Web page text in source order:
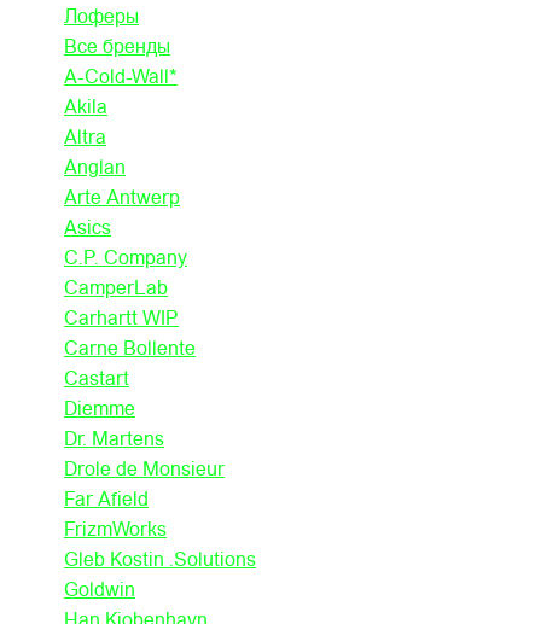
Лоферы
Все бренды
A-Cold-Wall*
Akila
Altra
Anglan
Arte Antwerp
Asics
C.P. Company
CamperLab
Carhartt WIP
Carne Bollente
Castart
Diemme
Dr. Martens
Drole de Monsieur
Far Afield
FrizmWorks
Gleb Kostin .Solutions
Goldwin